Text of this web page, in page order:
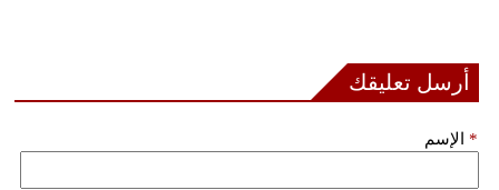
أرسل تعليقك
الإسم *